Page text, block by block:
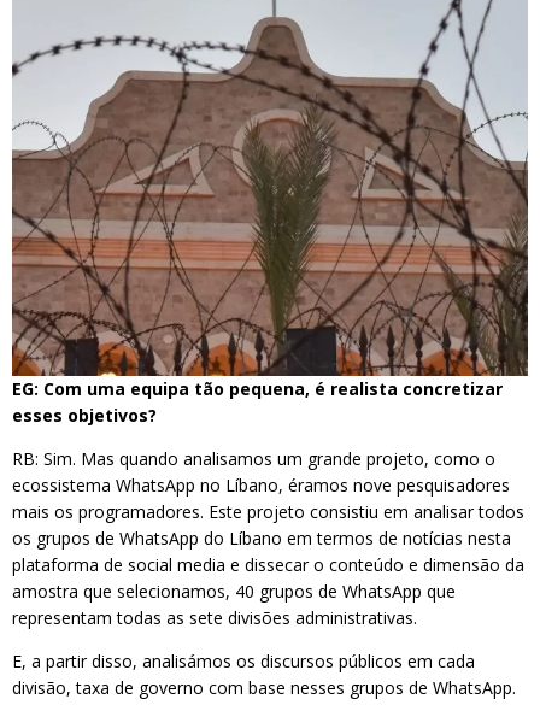
EG: Com uma equipa tão pequena, é realista concretizar
esses objetivos?
RB: Sim. Mas quando analisamos um grande projeto, como o
ecossistema WhatsApp no ​​Líbano, éramos nove pesquisadores
mais os programadores. Este projeto consistiu em analisar todos
os grupos de WhatsApp do Líbano em termos de notícias nesta
plataforma de social media e dissecar o conteúdo e dimensão da
amostra que selecionamos, 40 grupos de WhatsApp que
representam todas as sete divisões administrativas.
E, a partir disso, analisámos os discursos públicos em cada
divisão, taxa de governo com base nesses grupos de WhatsApp.